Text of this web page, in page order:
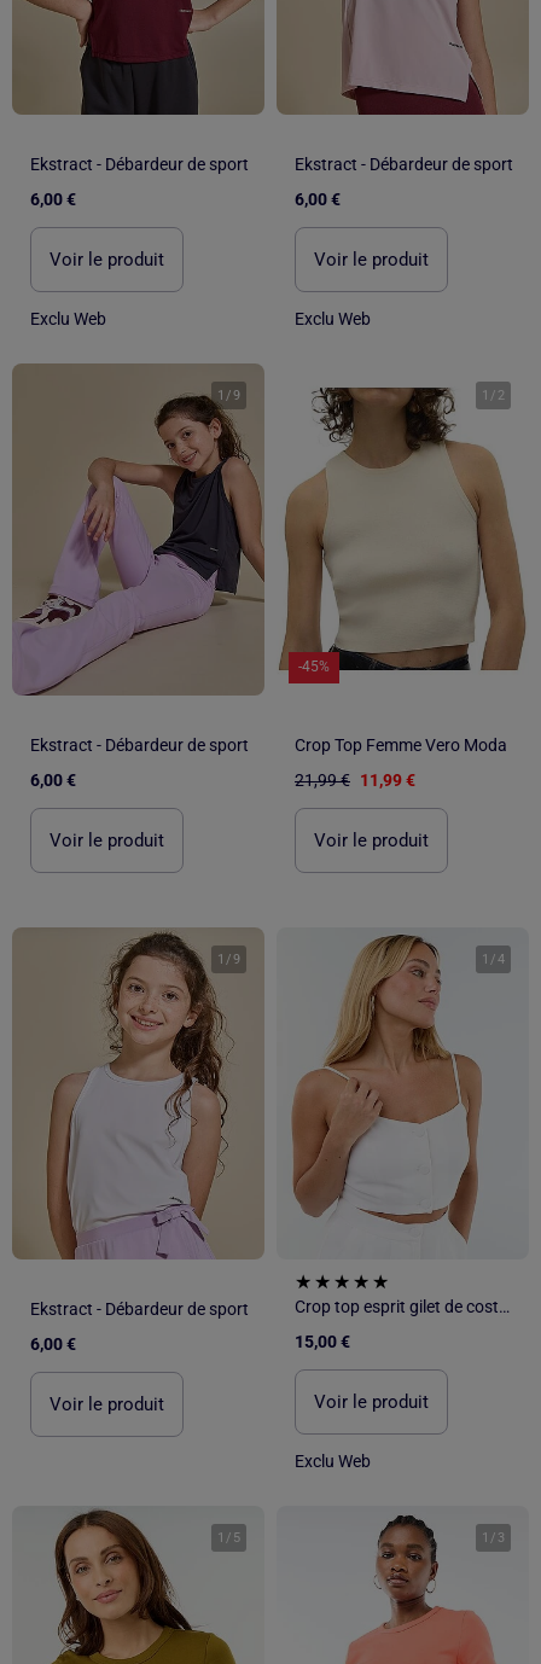
Ekstract - Débardeur de sport
6,00 €
Voir le produit
Exclu Web
Ekstract - Débardeur de sport
6,00 €
Voir le produit
Exclu Web
1 /9
Ekstract - Débardeur de sport
6,00 €
Voir le produit
1 / 2
-45%
Crop Top Femme Vero Moda
21,99 € 11,99 €
Voir le produit
1 /9
Ekstract - Débardeur de sport
6,00 €
Voir le produit
1 /4
Crop top esprit gilet de costume
15,00 €
Voir le produit
Exclu Web
1 / 5 1 / 3